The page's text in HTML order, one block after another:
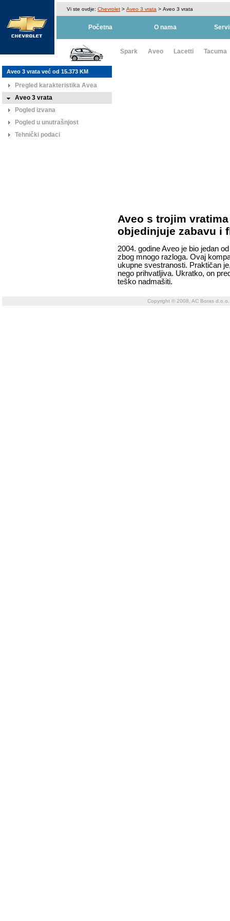
Vi ste ovdje: Chevrolet > Aveo 3 vrata > Aveo 3 vrata
Početna O nama
Spark Aveo Lacetti Tacuma
Aveo 3 vrata već od 15.373 KM
Pregled karakteristika Avea
Aveo 3 vrata
Pogled izvana
Pogled u unutrašnjost
Tehnički podaci
Aveo s trojim
objedinjuje zabavu i
2004. godine Aveo je bio jedan
zbog mnogo razloga. Ovaj
ukupne svestranosti. Praktičan
nego prihvatljiva. Ukratko, on
teško nadmašiti.
Copyright © 2008, AC Boras